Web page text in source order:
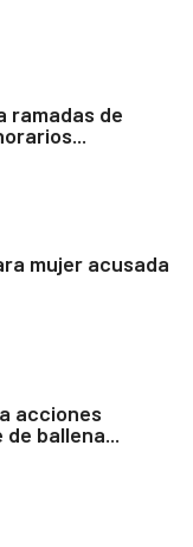
ramadas de
mujer acusada
acciones
ballena...